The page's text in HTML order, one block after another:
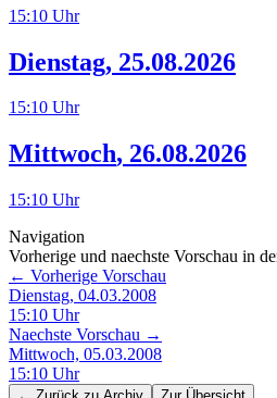
15:10 Uhr
Dienstag, 25.08.2026
15:10 Uhr
Mittwoch, 26.08.2026
15:10 Uhr
Navigation
Vorherige und naechste Vorschau in
← Vorherige Vorschau
Dienstag, 04.03.2008
15:10 Uhr
Naechste Vorschau →
Mittwoch, 05.03.2008
15:10 Uhr